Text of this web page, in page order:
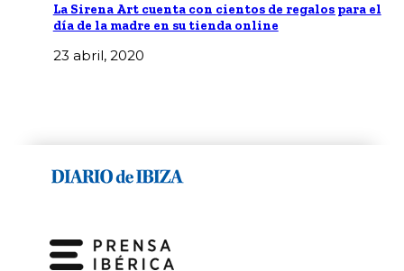
La Sirena Art cuenta con cientos de regalos para el
día de la madre en su tienda online
23 abril, 2020